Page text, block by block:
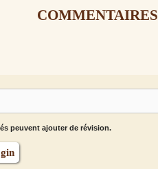
COMMENTAIRES
peuvent ajouter de révision.